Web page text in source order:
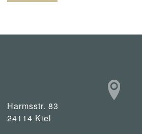
Harmsstr. 83
24114 Kiel